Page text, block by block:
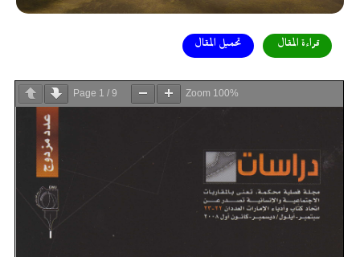
قراءة المقال تحميل المقال
Page 1 / 9 Zoom 100%